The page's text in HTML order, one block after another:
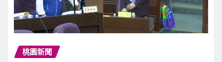
桃園新聞